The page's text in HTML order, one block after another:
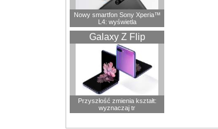
Nowy smartfon Sony Xperia™
L4: wyświetla
Galaxy Z Flip
Przyszłość zmienia kształt:
wyznaczaj tr